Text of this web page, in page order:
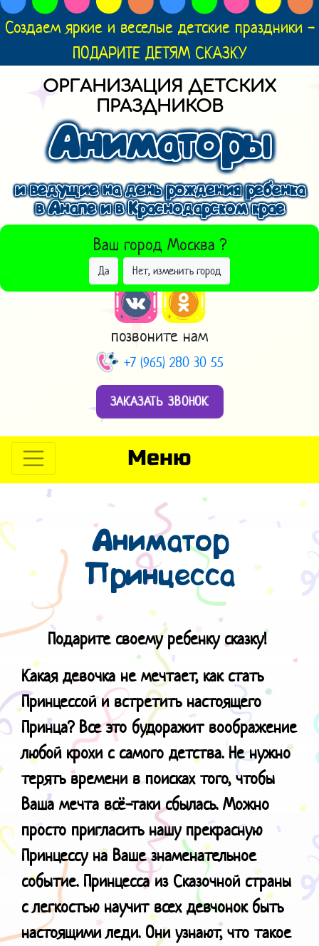
Создаем яркие и веселые детские праздники -
ПОДАРИТЕ ДЕТЯМ СКАЗКУ
ОРГАНИЗАЦИЯ ДЕТСКИХ
ПРАЗДНИКОВ
Аниматоры
и ведущие на день рождения ребенка
в Анапе и в Краснодарском крае
Ваш город Москва ?
Да Нет, изменить город
ВЫБРАТЬ ДРУГОЙ ГОРОД
позвоните нам
+7 (965) 280 30 55
ЗАКАЗАТЬ ЗВОНОК
Меню
Аниматор
Принцесса
Подарите своему ребенку сказку!
Какая девочка не мечтает, как стать
Принцессой и встретить настоящего
Принца? Все это будоражит воображение
любой крохи с самого детства. Не нужно
терять времени в поисках того, чтобы
Ваша мечта всё-таки сбылась. Можно
просто пригласить нашу прекрасную
Принцессу на Ваше знаменательное
событие. Принцесса из Сказочной страны
с легкостью научит всех девчонок быть
настоящими леди. Они узнают, что такое